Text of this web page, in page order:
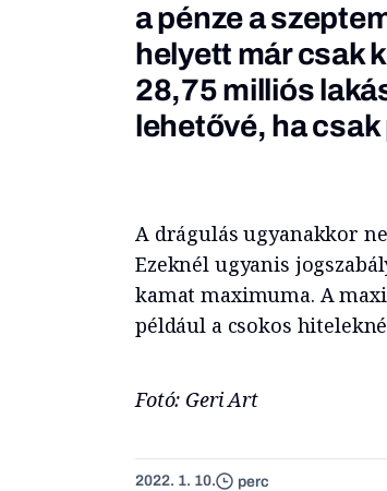
a pénze a
helyett már csak
28,75 milliós
lehetővé, ha
A drágulás ugyanakkor
Ezeknél ugyanis
kamat maximuma. A
például a csokos
Fotó: Geri Art
2022. 1. 10. perc